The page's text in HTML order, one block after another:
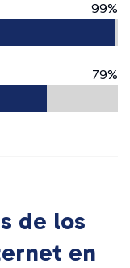
99%
79%
de los
en